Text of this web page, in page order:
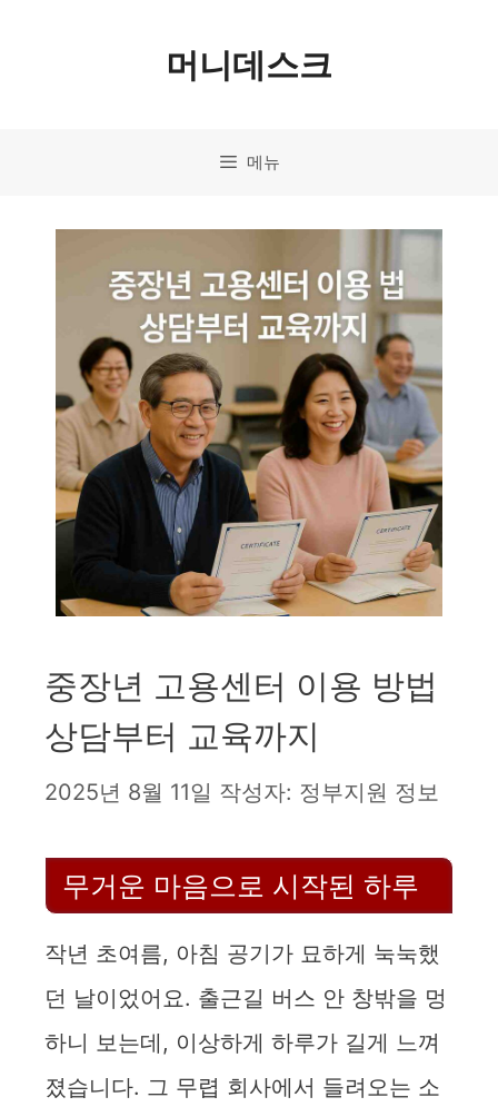
머니데스크
메뉴
중장년 고용센터 이용 방법
상담부터 교육까지
2025년 8월 11일 작성자: 정부지원 정보
무거운 마음으로 시작된 하루
작년 초여름, 아침 공기가 묘하게 눅눅했
던 날이었어요. 출근길 버스 안 창밖을 멍
하니 보는데, 이상하게 하루가 길게 느껴
졌습니다. 그 무렵 회사에서 들려오는 소